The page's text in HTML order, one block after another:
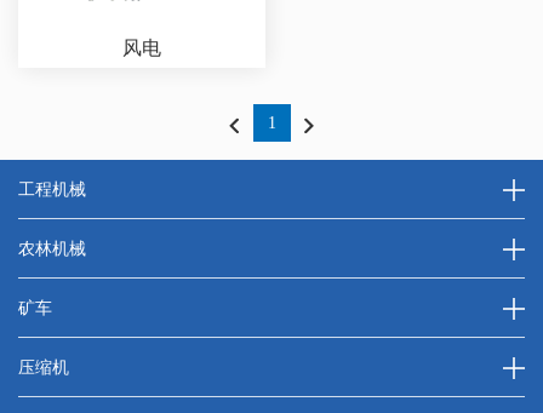
风电
1
工程机械
农林机械
矿车
压缩机